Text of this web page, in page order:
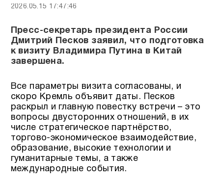
2026.05.15 17:47:46
Пресс-секретарь президента России
Дмитрий Песков заявил, что подготовка
к визиту Владимира Путина в Китай
завершена.
Все параметры визита согласованы, и
скоро Кремль объявит даты. Песков
раскрыл и главную повестку встречи – это
вопросы двусторонних отношений, в их
числе стратегическое партнёрство,
торгово-экономическое взаимодействие,
образование, высокие технологии и
гуманитарные темы, а также
международные события.